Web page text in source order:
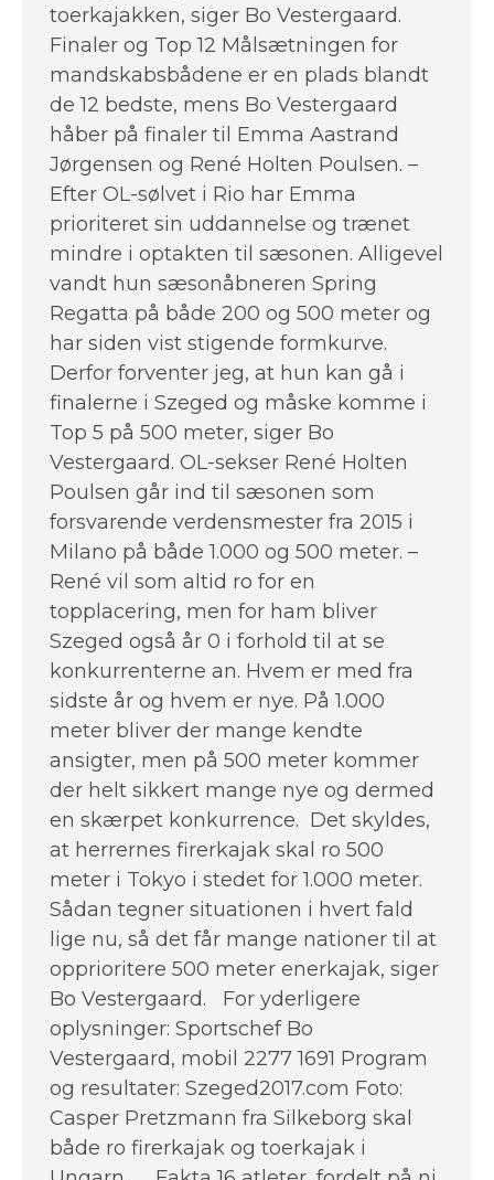
toerkajakken, siger Bo Vestergaard.
Finaler og Top 12 Målsætningen for
mandskabsbådene er en plads blandt
de 12 bedste, mens Bo Vestergaard
håber på finaler til Emma Aastrand
Jørgensen og René Holten Poulsen. –
Efter OL-sølvet i Rio har Emma
prioriteret sin uddannelse og trænet
mindre i optakten til sæsonen. Alligevel
vandt hun sæsonåbneren Spring
Regatta på både 200 og 500 meter og
har siden vist stigende formkurve.
Derfor forventer jeg, at hun kan gå i
finalerne i Szeged og måske komme i
Top 5 på 500 meter, siger Bo
Vestergaard. OL-sekser René Holten
Poulsen går ind til sæsonen som
forsvarende verdensmester fra 2015 i
Milano på både 1.000 og 500 meter. –
René vil som altid ro for en
topplacering, men for ham bliver
Szeged også år 0 i forhold til at se
konkurrenterne an. Hvem er med fra
sidste år og hvem er nye. På 1.000
meter bliver der mange kendte
ansigter, men på 500 meter kommer
der helt sikkert mange nye og dermed
en skærpet konkurrence. Det skyldes,
at herrernes firerkajak skal ro 500
meter i Tokyo i stedet for 1.000 meter.
Sådan tegner situationen i hvert fald
lige nu, så det får mange nationer til at
opprioritere 500 meter enerkajak, siger
Bo Vestergaard. For yderligere
oplysninger: Sportschef Bo
Vestergaard, mobil 2277 1691 Program
og resultater: Szeged2017.com Foto:
Casper Pretzmann fra Silkeborg skal
både ro firerkajak og toerkajak i